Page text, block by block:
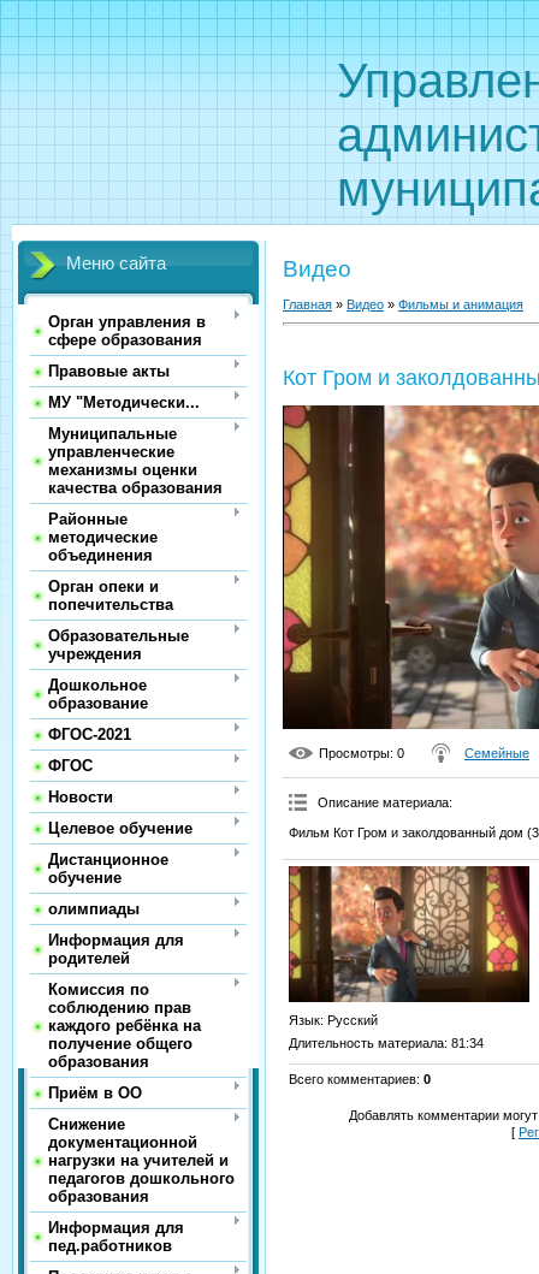
Меню сайта
Орган управления в
сфере образования
Правовые акты
МУ "Методически...
Муниципальные
управленческие
механизмы оценки
качества образования
Районные
методические
объединения
Орган опеки и
попечительства
Образовательные
учреждения
Дошкольное
образование
ФГОС-2021
ФГОС
Новости
Целевое обучение
Дистанционное
обучение
олимпиады
Информация для
родителей
Комиссия по
соблюдению прав
каждого ребёнка на
получение общего
образования
Приём в ОО
Снижение
документационной
нагрузки на учителей и
педагогов дошкольного
образования
Информация для
пед.работников
Видео
Главная » Видео » Фильмы и анимация
Кот Гром и
Просмотры: 0 Семейные
Описание материала:
Фильм Кот Гром и заколдованный дом
Язык: Русский
Длительность материала: 81:34
Всего комментариев: 0
Добавлять комментарии
[